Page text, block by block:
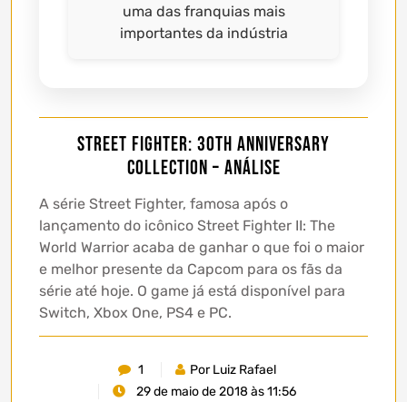
uma das franquias mais
importantes da indústria
Street Fighter: 30th Anniversary
Collection – Análise
A série Street Fighter, famosa após o
lançamento do icônico Street Fighter II: The
World Warrior acaba de ganhar o que foi o maior
e melhor presente da Capcom para os fãs da
série até hoje. O game já está disponível para
Switch, Xbox One, PS4 e PC.
1
Por Luiz Rafael
29 de maio de 2018 às 11:56